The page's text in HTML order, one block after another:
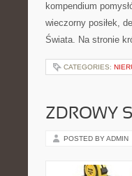
kompendium
wieczorny posiłek,
Świata. Na stronie
CATEGORIES:
ZDROWY
POSTED BY ADMIN